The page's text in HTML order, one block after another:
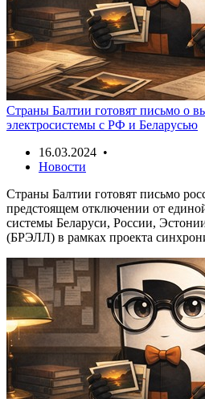
Страны Балтии готовят письмо о
электросистемы с РФ и Беларусью
16.03.2024 •
Новости
Страны Балтии готовят письмо
предстоящем отключении от
системы Беларуси, России,
(БРЭЛЛ) в рамках проекта